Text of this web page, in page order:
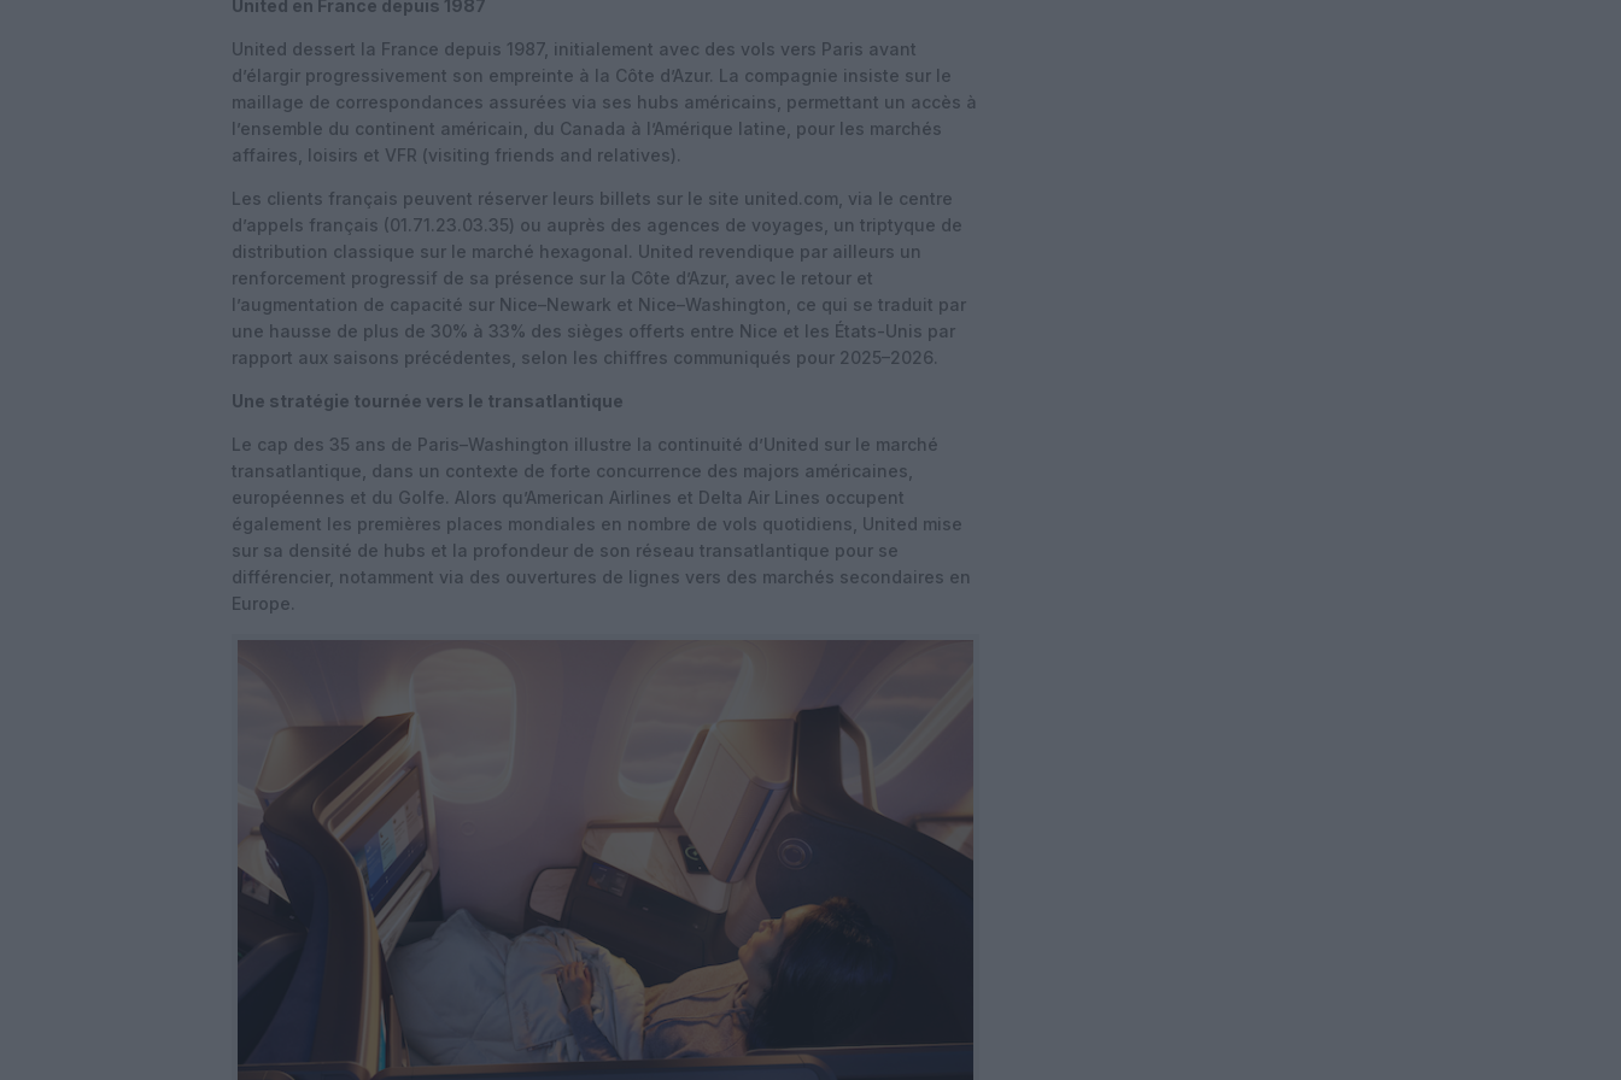
United en France depuis 1987
United dessert la France depuis 1987, initialement avec des vols vers Paris avant
d’élargir progressivement son empreinte à la Côte d’Azur. La compagnie insiste sur le
maillage de correspondances assurées via ses hubs américains, permettant un accès à
l’ensemble du continent américain, du Canada à l’Amérique latine, pour les marchés
affaires, loisirs et VFR (visiting friends and relatives).
Les clients français peuvent réserver leurs billets sur le site united.com, via le centre
d’appels français (01.71.23.03.35) ou auprès des agences de voyages, un triptyque de
distribution classique sur le marché hexagonal. United revendique par ailleurs un
renforcement progressif de sa présence sur la Côte d’Azur, avec le retour et
l’augmentation de capacité sur Nice–Newark et Nice–Washington, ce qui se traduit par
une hausse de plus de 30% à 33% des sièges offerts entre Nice et les États-Unis par
rapport aux saisons précédentes, selon les chiffres communiqués pour 2025–2026.
Une stratégie tournée vers le transatlantique
Le cap des 35 ans de Paris–Washington illustre la continuité d’United sur le marché
transatlantique, dans un contexte de forte concurrence des majors américaines,
européennes et du Golfe. Alors qu’American Airlines et Delta Air Lines occupent
également les premières places mondiales en nombre de vols quotidiens, United mise
sur sa densité de hubs et la profondeur de son réseau transatlantique pour se
différencier, notamment via des ouvertures de lignes vers des marchés secondaires en
Europe.